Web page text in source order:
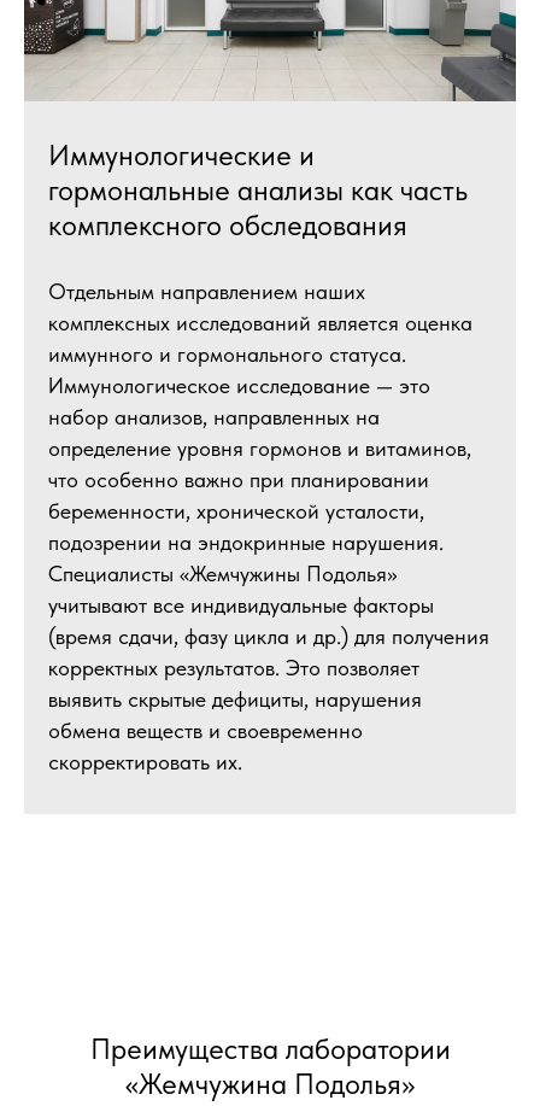
Иммунологические и
гормональные анализы как часть
комплексного обследования
Отдельным направлением наших
комплексных исследований является оценка
иммунного и гормонального статуса.
Иммунологическое исследование — это
набор анализов, направленных на
определение уровня гормонов и витаминов,
что особенно важно при планировании
беременности, хронической усталости,
подозрении на эндокринные нарушения.
Специалисты «Жемчужины Подолья»
учитывают все индивидуальные факторы
(время сдачи, фазу цикла и др.) для получения
корректных результатов. Это позволяет
выявить скрытые дефициты, нарушения
обмена веществ и своевременно
скорректировать их.
Преимущества лаборатории
«Жемчужина Подолья»